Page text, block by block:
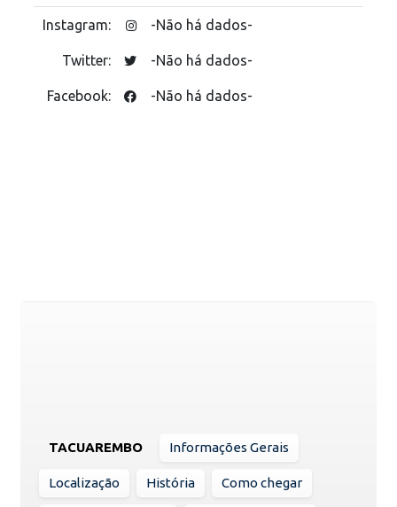
Instagram: -Não há dados-
Twitter: -Não há dados-
Facebook: -Não há dados-
TACUAREMBO Informações Gerais
Localização História Como chegar